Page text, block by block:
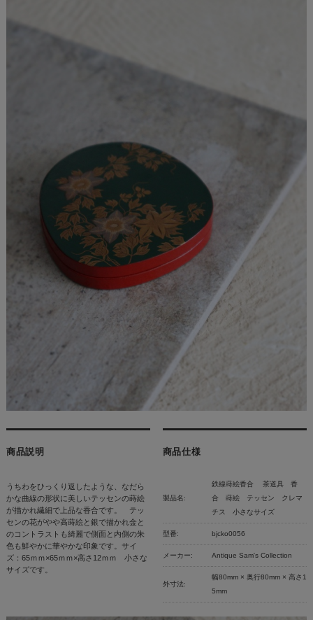
商品説明
うちわをひっくり返したような、なだら
かな曲線の形状に美しいテッセンの蒔絵
が描かれ繊細で上品な香合です。 テッ
センの花がやや高蒔絵と銀で描かれ金と
のコントラストも綺麗で側面と内側の朱
色も鮮やかに華やかな印象です。サイ
ズ：65ｍｍ×65ｍｍ×高さ12ｍｍ 小さな
サイズです。
商品仕様
製品名:
鉄線蒔絵香合 茶道具 香
合 蒔絵 テッセン クレマ
チス 小さなサイズ
型番: bjcko0056
メーカー: Antique Sam's Collection
外寸法:
幅80mm × 奥行80mm × 高さ1
5mm